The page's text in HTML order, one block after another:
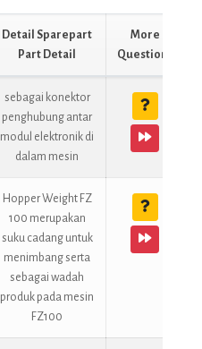
Detail Sparepart
Part Detail
More
Question?
sebagai konektor
penghubung antar
modul elektronik di
dalam mesin
Hopper Weight FZ
100 merupakan
suku cadang untuk
menimbang serta
sebagai wadah
produk pada mesin
FZ100